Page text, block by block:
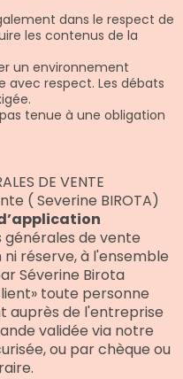
dans le respect de
les contenus de la
un environnement
avec respect. Les débats
pas tenue à une obligation
DE VENTE
( Severine BIROTA)
générales de vente
réserve, à l'ensemble
Séverine Birota
toute personne
auprès de l'entreprise
validée via notre
ou par chèque ou